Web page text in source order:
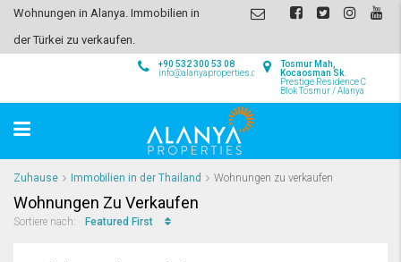
Wohnungen in Alanya. Immobilien in
der Türkei zu verkaufen.
Tosmur Mah,
Kocaosman Sk.
Prestige Residence C
Blok Tosmur / Alanya
+90 532 300 53 08
info@alanyaproperties.com
Zuhause Immobilien in der Thailand Wohnungen zu verkaufen
Wohnungen Zu Verkaufen
Sortiere nach: Featured First